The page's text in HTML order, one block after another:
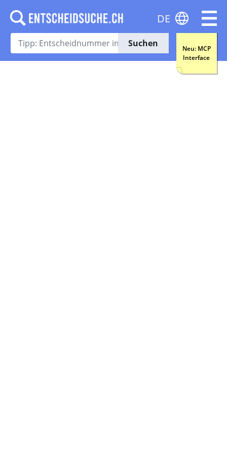
Suchen
Neu: MCP
Interface
DE